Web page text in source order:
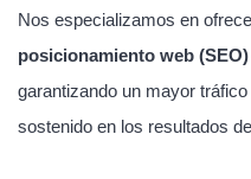
Nos especializamos en
posicionamiento web (SEO)
garantizando un mayor
sostenido en los resultados